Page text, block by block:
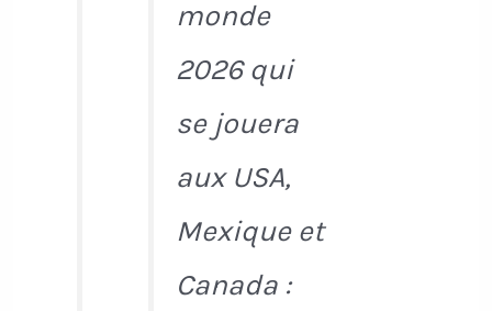
monde
2026 qui
se jouera
aux USA,
Mexique et
Canada :